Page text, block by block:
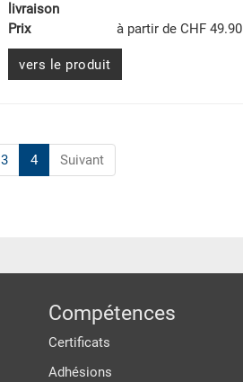
livraison
Prix à partir de CHF 49.90
vers le produit
3 4 Suivant
Compétences
Certificats
Adhésions